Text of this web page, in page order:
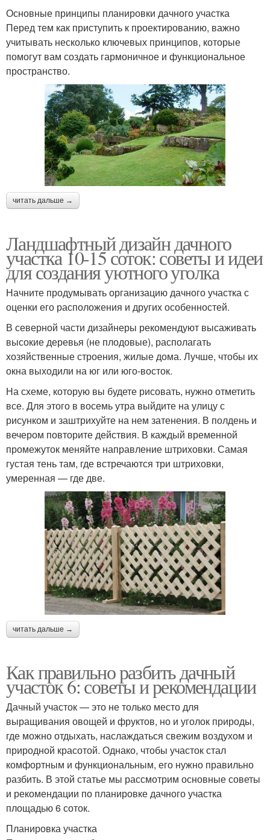
Основные принципы планировки дачного участка
Перед тем как приступить к проектированию, важно
учитывать несколько ключевых принципов, которые
помогут вам создать гармоничное и функциональное
пространство.
читать дальше →
Ландшафтный дизайн дачного
участка 10-15 соток: советы и идеи
для создания уютного уголка
Начните продумывать организацию дачного участка с
оценки его расположения и других особенностей.
В северной части дизайнеры рекомендуют высаживать
высокие деревья (не плодовые), располагать
хозяйственные строения, жилые дома. Лучше, чтобы их
окна выходили на юг или юго-восток.
На схеме, которую вы будете рисовать, нужно отметить
все. Для этого в восемь утра выйдите на улицу с
рисунком и заштрихуйте на нем затенения. В полдень и
вечером повторите действия. В каждый временной
промежуток меняйте направление штриховки. Самая
густая тень там, где встречаются три штриховки,
умеренная — где две.
читать дальше →
Как правильно разбить дачный
участок 6: советы и рекомендации
Дачный участок — это не только место для
выращивания овощей и фруктов, но и уголок природы,
где можно отдыхать, наслаждаться свежим воздухом и
природной красотой. Однако, чтобы участок стал
комфортным и функциональным, его нужно правильно
разбить. В этой статье мы рассмотрим основные советы
и рекомендации по планировке дачного участка
площадью 6 соток.
Планировка участка